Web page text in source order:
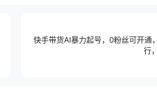
快手带货AI暴力起号，0粉丝可开通
行